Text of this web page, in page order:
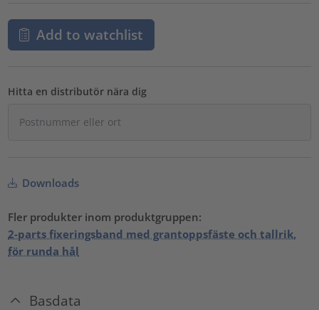
Add to watchlist
Hitta en distributör nära dig
Downloads
Fler produkter inom produktgruppen:
2-parts fixeringsband med grantoppsfäste och tallrik,
för runda hål
Basdata